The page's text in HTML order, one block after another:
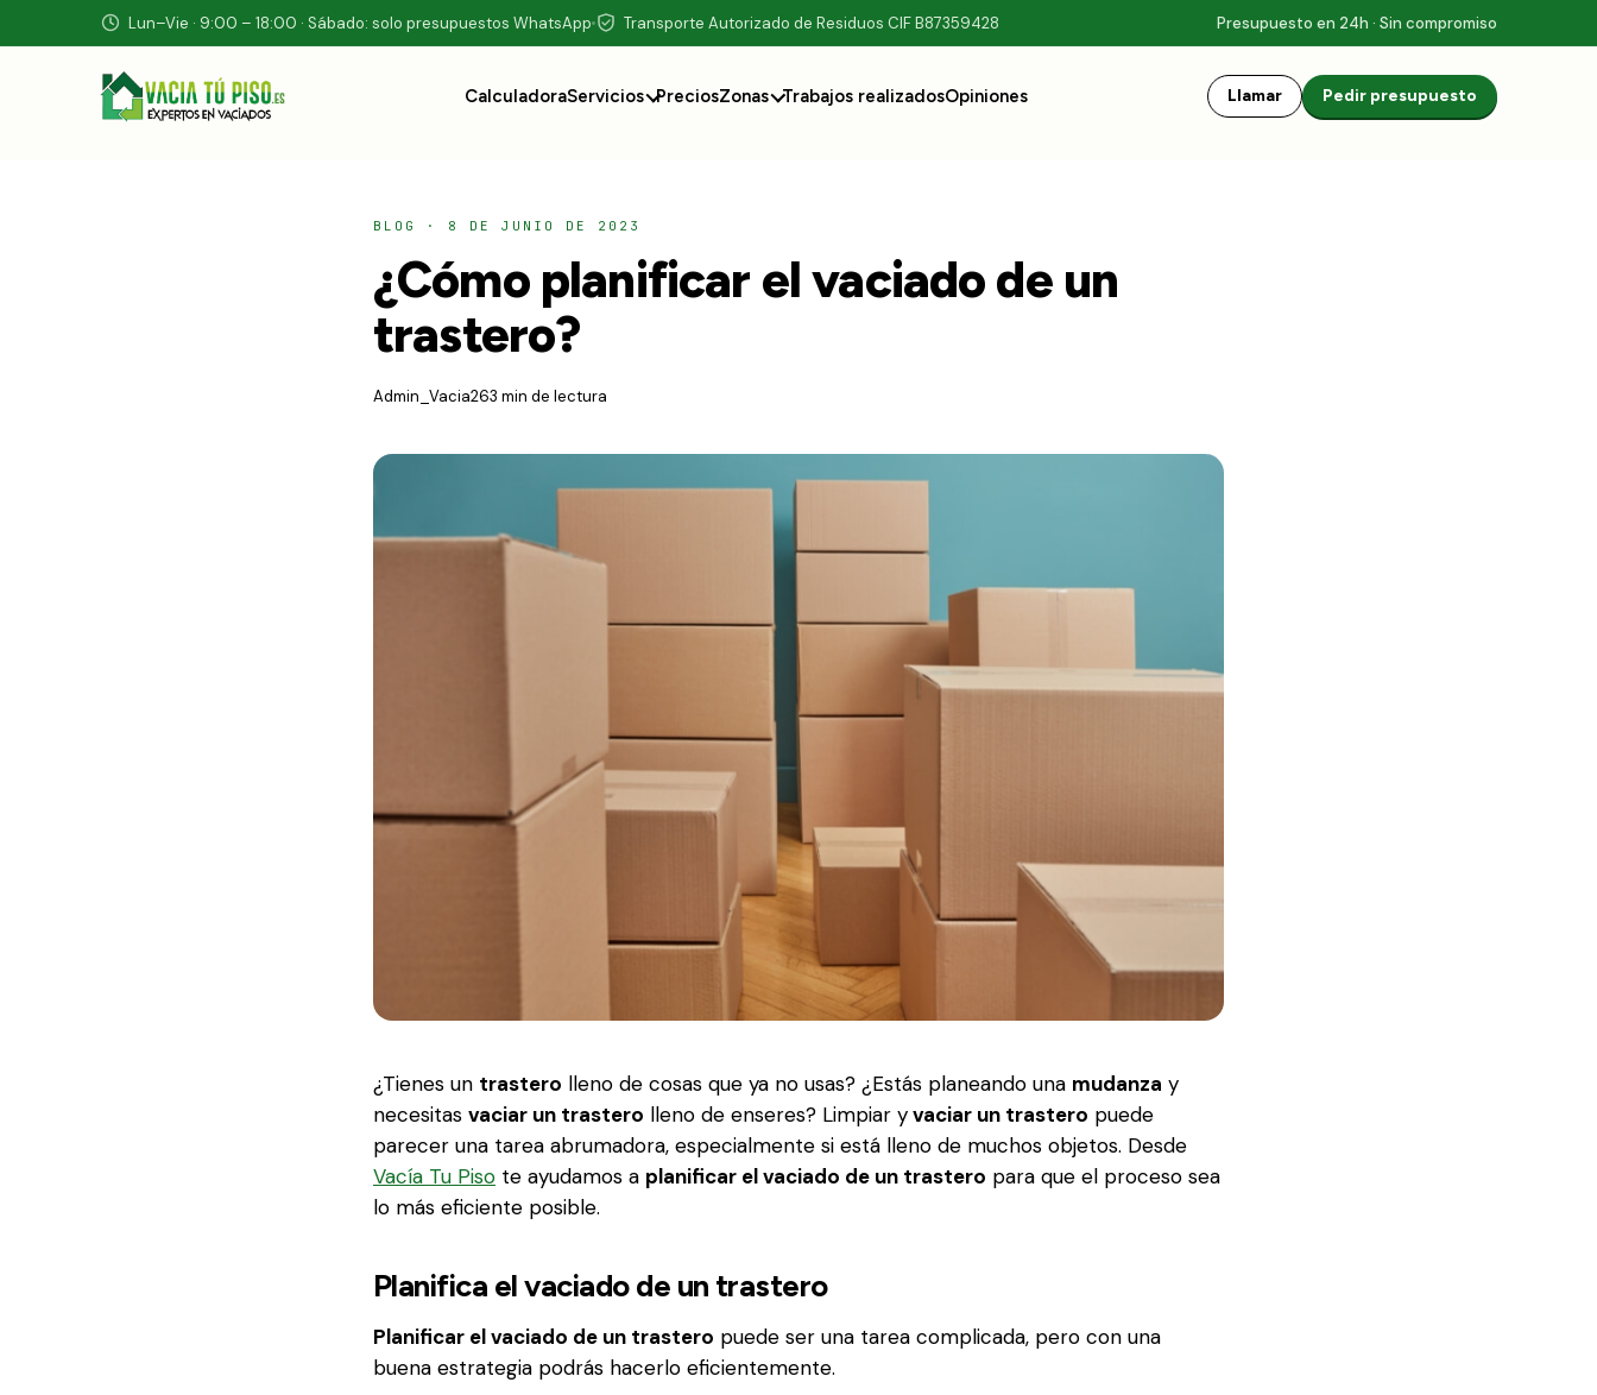
Lun–Vie · 9:00 – 18:00 · Sábado: solo presupuestos WhatsApp Transporte Autorizado de Residuos CIF B87359428 Presupuesto en 24h · Sin compromiso
CalculadoraServicios PreciosZonas Trabajos realizadosOpiniones Llamar Pedir presupuesto
BLOG · 8 DE JUNIO DE 2023
¿Cómo planificar el vaciado de un
trastero?
Admin_Vacia263 min de lectura
¿Tienes un trastero lleno de cosas que ya no usas? ¿Estás planeando una mudanza y
necesitas vaciar un trastero lleno de enseres? Limpiar yvaciar un trastero puede
parecer una tarea abrumadora, especialmente si está lleno de muchos objetos. Desde
Vacía Tu Piso te ayudamos a planificar el vaciado de un trastero para que el proceso sea
lo más eficiente posible.
Planifica el vaciado de un trastero
Planificar el vaciado de un trastero puede ser una tarea complicada, pero con una
buena estrategia podrás hacerlo eficientemente.